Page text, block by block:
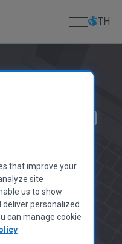
TH
อมเร็ว
ด CCleaner
ฟรี
that improve your
site
us to show
personalized
can manage cookie